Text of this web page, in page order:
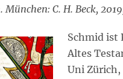
C. H. Beck,
Schmid ist
Altes
Uni